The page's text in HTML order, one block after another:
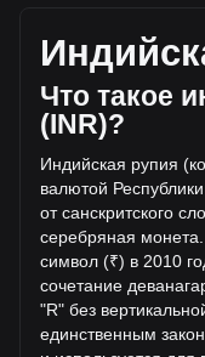
11,041,699,000PI на
₹94,085,097,291.64
(₹-43,392,585.27
торгов -4.79
тот же период.
Bitget
Прогноз курса Pi
Что такое Pi (PI)
Pi — калькулятор
Что такое
(INR)?
Индийская рупия
валютой
от санскритского
серебряная
символ (₹) в 2010
сочетание
"R" без
единственным